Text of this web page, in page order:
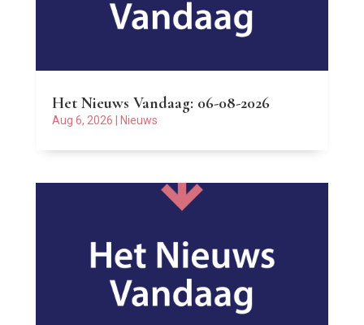
Het Nieuws Vandaag: 06-08-2026
Aug 6, 2026 Nieuws